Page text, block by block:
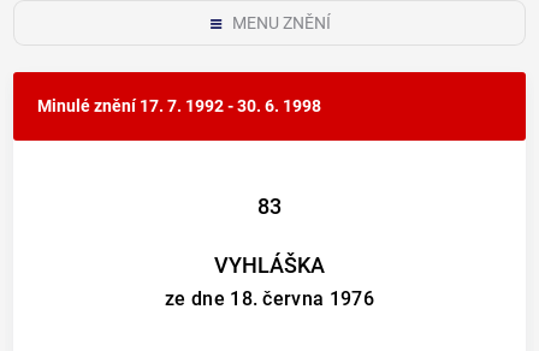
MENU ZNĚNÍ
Minulé znění17. 7. 1992 - 30. 6. 1998
83
VYHLÁŠKA
ze dne 18. června 1976